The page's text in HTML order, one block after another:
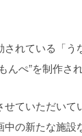
れている「
ぺ”を制作され
ていただい
の新たな施